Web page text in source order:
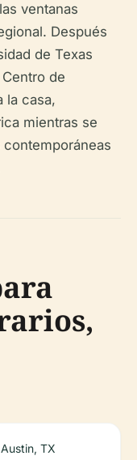
ventanas
Después
de Texas
de
la casa,
mientras se
contemporáneas
TX